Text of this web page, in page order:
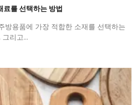
료를 선택하는 방법
방용품에 가장 적합한 소재를 선택하는
리고...